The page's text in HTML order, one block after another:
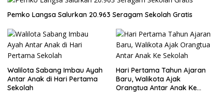
Pemko Langsa Salurkan 20.963 Seragam Sekolah Gratis
Walilota Sabang Imbau Ayah
Antar Anak di Hari Pertama
Sekolah
Hari Pertama Tahun Ajaran
Baru, Walikota Ajak
Orangtua Antar Anak Ke